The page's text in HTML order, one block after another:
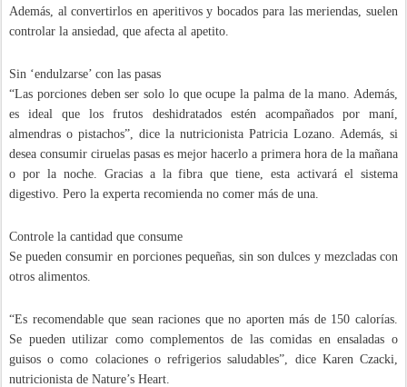
Además, al convertirlos en aperitivos y bocados para las meriendas, suelen
controlar la ansiedad, que afecta al apetito.
Sin ‘endulzarse’ con las pasas
“Las porciones deben ser solo lo que ocupe la palma de la mano. Además,
es ideal que los frutos deshidratados estén acompañados por maní,
almendras o pistachos”, dice la nutricionista Patricia Lozano. Además, si
desea consumir ciruelas pasas es mejor hacerlo a primera hora de la mañana
o por la noche. Gracias a la fibra que tiene, esta activará el sistema
digestivo. Pero la experta recomienda no comer más de una.
Controle la cantidad que consume
Se pueden consumir en porciones pequeñas, sin son dulces y mezcladas con
otros alimentos.
“Es recomendable que sean raciones que no aporten más de 150 calorías.
Se pueden utilizar como complementos de las comidas en ensaladas o
guisos o como colaciones o refrigerios saludables”, dice Karen Czacki,
nutricionista de Nature’s Heart.